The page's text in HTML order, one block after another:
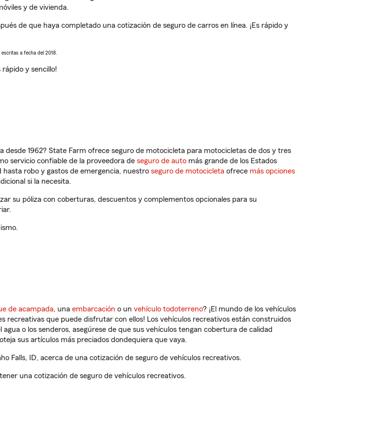
y de vivienda.
de que haya completado una cotización de seguro de carros en línea. ¡Es rápido y
a fecha del 2018.
rápido y sencillo!
1962? State Farm ofrece seguro de motocicleta para motocicletas de dos y tres
servicio confiable de la proveedora de seguro de auto más grande de los Estados
hasta robo y gastos de emergencia, nuestro seguro de motocicleta ofrece más opciones
si la necesita.
su póliza con coberturas, descuentos y complementos opcionales para su
de acampada, una embarcación o un vehículo todoterreno? ¡El mundo de los vehículos
recreativas que puede disfrutar con ellos! Los vehículos recreativos están construidos
o los senderos, asegúrese de que sus vehículos tengan cobertura de calidad
sus artículos más preciados dondequiera que vaya.
Falls, ID, acerca de una cotización de seguro de vehículos recreativos.
una cotización de seguro de vehículos recreativos.